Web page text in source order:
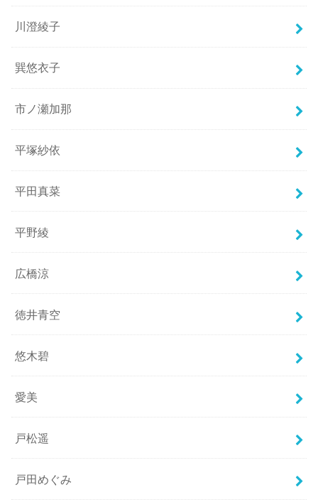
川澄綾子
巽悠衣子
市ノ瀬加那
平塚紗依
平田真菜
平野綾
広橋涼
徳井青空
悠木碧
愛美
戸松遥
戸田めぐみ